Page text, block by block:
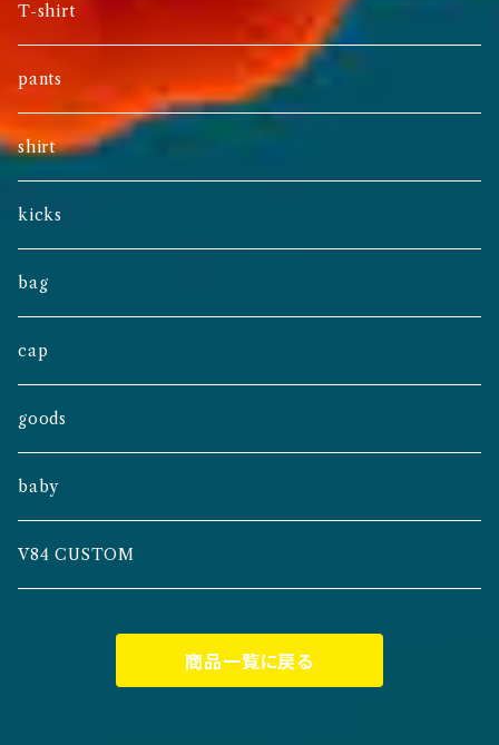
T-shirt
pants
shirt
kicks
bag
cap
goods
baby
V84 CUSTOM
商品一覧に戻る